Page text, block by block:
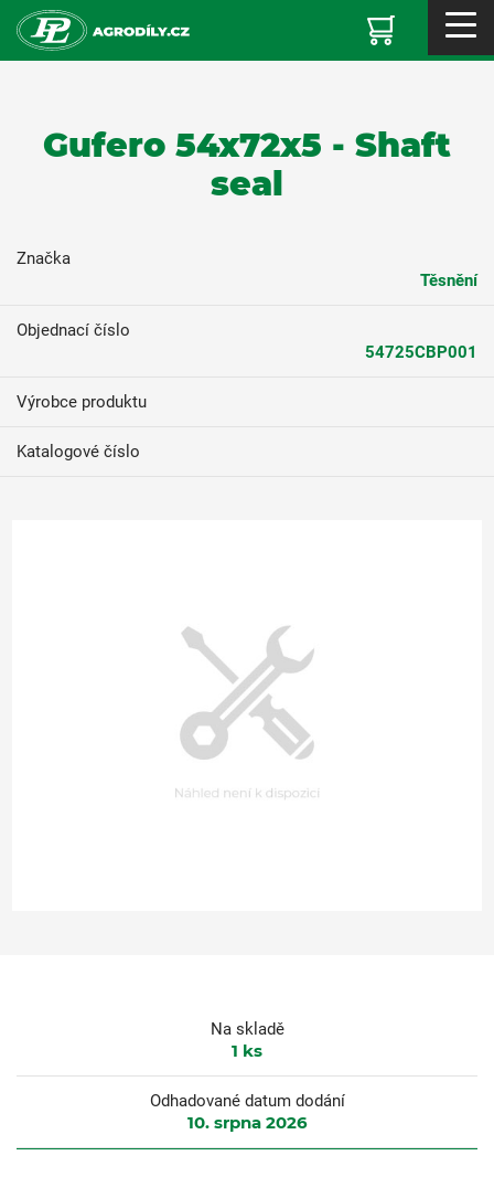
Gufero 54x72x5 - Shaft
seal
Značka
Těsnění
Objednací číslo
54725CBP001
Výrobce produktu
Katalogové číslo
Na skladě
1 ks
Odhadované datum dodání
10. srpna 2026